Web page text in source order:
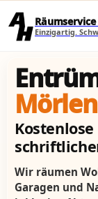
Einzigartig.
Mörlen
Wir räumen
Garagen und